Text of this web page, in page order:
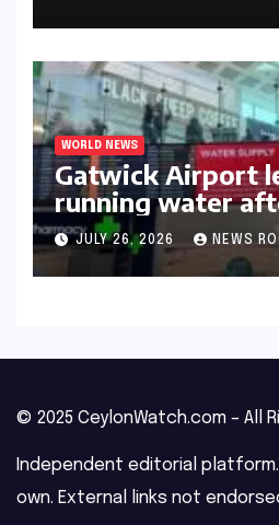
WORLD NEWS
Gatwick Airport
running water
outage​​
JULY 26, 2026 NEWS
© 2025 CeylonWatch.com – All
Independent editorial platform.
own. External links not